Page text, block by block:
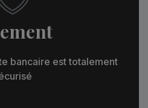
bancaire est totalement